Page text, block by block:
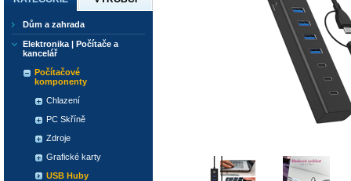
Dům a zahrada
Elektronika | Počítače a
kancelář
Počítačové
komponenty
Chlazení
PC Skříně
Zdroje
Grafické karty
USB Huby